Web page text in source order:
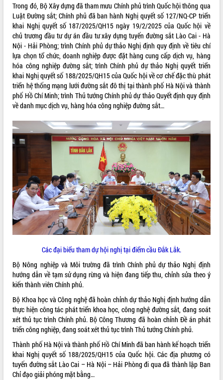
Hội nghị UBND tỉnh Đắk Lắk thường kỳ
tháng 7/2026
Lễ truy tặng danh hiệu “Bà Mẹ Việt
Nam Anh hùng” và trao Huân chương
Lao động
UBND tỉnh Đắk Lắk triển khai nhiệm
vụ 6 tháng cuối năm 2026
Kỳ họp thứ Hai, Hội đồng nhân dân
tỉnh khóa XI quyết nghị nhiều nội dung
quan trọng
Bí thư Tỉnh ủy Lương Nguyễn Minh
Triết thăm, tặng quà người có công với
cách mạng
Rà soát, hoàn thiện hệ thống thiết chế
văn hóa, thể thao đáp ứng yêu cầu
phát triển mới
Thường trực HĐND tỉnh Đắk Lắk gặp
mặt Đoàn chuyên gia y tế TP. Hồ Chí
Minh
Lễ truy điệu và an táng hài cốt liệt sĩ
tại Nghĩa trang Liệt sĩ xã Sơn Hòa
xuất khẩu sầu riêng và triển khai quy
định EUDR
Thứ trưởng Bộ Nông nghiệp và Môi
trường Nguyễn Hoàng Hiệp khảo sát
sầu riêng tại Đắk Lắk
Trình diễn nghệ thuật chế biến các
món ăn từ sầu riêng
tiến đầu tư tỉnh
Ngành cá ngừ Đắk Lắk chủ động thích
ứng để giữ vững thị trường xuất khẩu
ALBUM ẢNH
LIÊN KẾT WEB
THỐNG KÊ TRUY CẬP
14239
Tất cả: 66026979
Trong đó, Bộ Xây dựng đã tham mưu Chính phủ trình Quốc hội thông qua
Luật Đường sắt; Chính phủ đã ban hành Nghị quyết số 127/NQ-CP triển
khai Nghị quyết số 187/2025/QH15 ngày 19/2/2025 của Quốc hội về
chủ trương đầu tư dự án đầu tư xây dựng tuyến đường sắt Lào Cai - Hà
Nội - Hải Phòng; trình Chính phủ dự thảo Nghị định quy định về tiêu chí
lựa chọn tổ chức, doanh nghiệp được đặt hàng cung cấp dịch vụ, hàng
hóa công nghiệp đường sắt; trình Chính phủ dự thảo Nghị quyết triển
khai Nghị quyết số 188/2025/QH15 của Quốc hội về cơ chế đặc thù phát
triển hệ thống mạng lưới đường sắt đô thị tại thành phố Hà Nội và thành
phố Hồ Chí Minh; trình Thủ tướng Chính phủ dự thảo Quyết định quy định
về danh mục dịch vụ, hàng hóa công nghiệp đường sắt…
Các đại biểu tham dự hội nghị tại điểm cầu Đắk Lắk.
Bộ Nông nghiệp và Môi trường đã trình Chính phủ dự thảo Nghị định
hướng dẫn về tạm sử dụng rừng và hiện đang tiếp thu, chỉnh sửa theo ý
kiến thành viên Chính phủ.
Bộ Khoa học và Công nghệ đã hoàn chỉnh dự thảo Nghị định hướng dẫn
thực hiện công tác phát triển khoa học, công nghệ đường sắt, đang soát
xét thủ tục trình Chính phủ. Bộ Công Thương đã hoàn chỉnh Đề án phát
triển công nghiệp, đang soát xét thủ tục trình Thủ tướng Chính phủ.
Thành phố Hà Nội và thành phố Hồ Chí Minh đã ban hành kế hoạch triển
khai Nghị quyết số 188/2025/QH15 của Quốc hội. Các địa phương có
tuyến đường sắt Lào Cai – Hà Nội – Hải Phòng đi qua đã thành lập Ban
Chỉ đạo giải phóng mặt bằng…